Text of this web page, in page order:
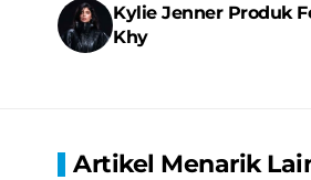
Kylie Jenner Produk
Khy
Artikel Menarik